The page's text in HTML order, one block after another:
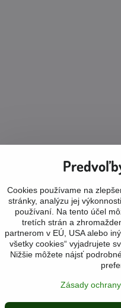
Cookies používame na
stránky, analýzu jej
používaní. Na tento účel
tretích strán a
partnerom v EÚ, USA alebo
všetky cookies“ vyjadrujete
Nižšie môžete nájsť
Zásady